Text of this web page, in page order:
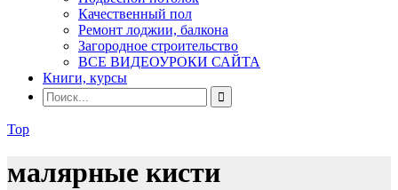
Качественный пол
Ремонт лоджии, балкона
Загородное строительство
ВСЕ ВИДЕОУРОКИ САЙТА
Книги, курсы
Top
малярные кисти